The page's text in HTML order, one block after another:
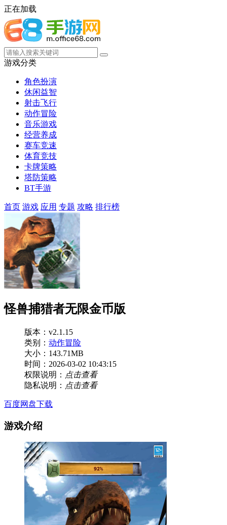
正在加载
游戏分类
角色扮演
休闲益智
射击飞行
动作冒险
音乐游戏
经营养成
赛车竞速
体育竞技
卡牌策略
塔防策略
BT手游
首页 游戏 应用 专题 攻略 排行榜
怪兽捕猎者无限金币版
版本：v2.1.15
类别： 动作冒险
大小：143.71MB
时间：2026-03-02 10:43:15
权限说明： 点击查看
隐私说明： 点击查看
百度网盘下载
游戏介绍